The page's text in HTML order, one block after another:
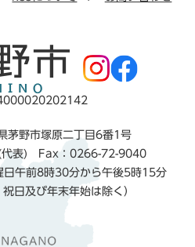
茅野市塚原二丁目6番1号
表) Fax：0266-72-9040
日午前8時30分から午後5時15分
祝日及び年末年始は除く）